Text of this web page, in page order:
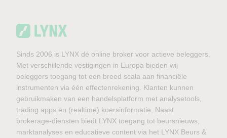
Sinds 2006 is LYNX dé online broker voor actieve beleggers.
Met verschillende vestigingen in Europa bieden wij
beleggers toegang tot een breed scala aan financiële
instrumenten via één effectenrekening. Klanten kunnen
gebruikmaken van een handelsplatform met analysetools,
trading apps en (realtime) koersinformatie. Naast
brokerage-diensten biedt LYNX toegang tot beursnieuws,
marktanalyses en educatieve content via het LYNX Beurs &